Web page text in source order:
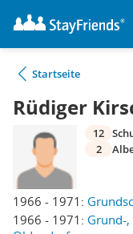
Startseite
Rüdiger
1966 - 1971:
1966 - 1971: Grund-
12
2